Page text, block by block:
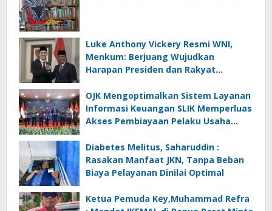
Luke Anthony Vickery Resmi WNI,
Menkum: Berjuang Wujudkan
Harapan Presiden dan Rakyat
OJK Mengoptimalkan Sistem Layanan
Informasi Keuangan SLIK Memperluas
Akses Pembiayaan Pelaku Usaha
Diabetes Melitus, Saharuddin :
Rasakan Manfaat JKN, Tanpa Beban
Biaya Pelayanan Dinilai Optimal
Ketua Pemuda Key,Muhammad Refra